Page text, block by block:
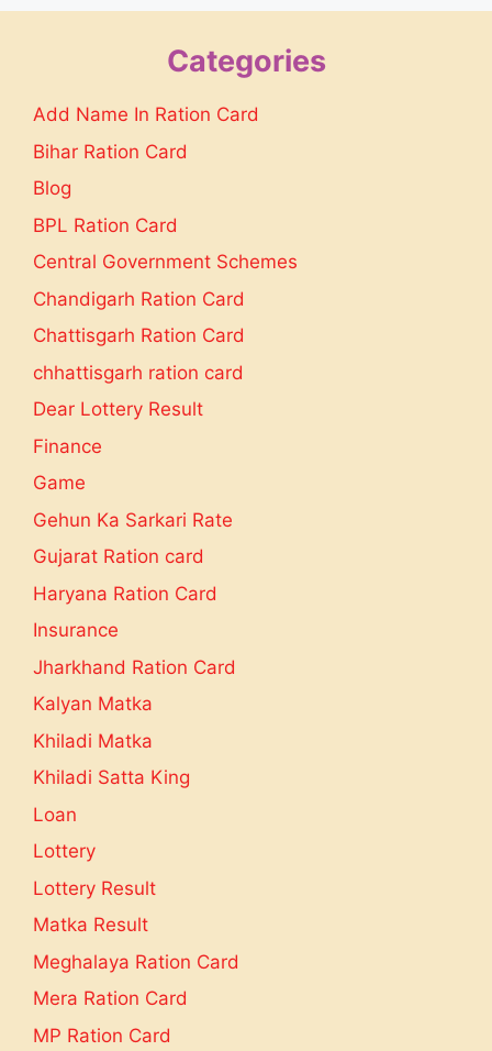
Categories
Add Name In Ration Card
Bihar Ration Card
Blog
BPL Ration Card
Central Government Schemes
Chandigarh Ration Card
Chattisgarh Ration Card
chhattisgarh ration card
Dear Lottery Result
Finance
Game
Gehun Ka Sarkari Rate
Gujarat Ration card
Haryana Ration Card
Insurance
Jharkhand Ration Card
Kalyan Matka
Khiladi Matka
Khiladi Satta King
Loan
Lottery
Lottery Result
Matka Result
Meghalaya Ration Card
Mera Ration Card
MP Ration Card